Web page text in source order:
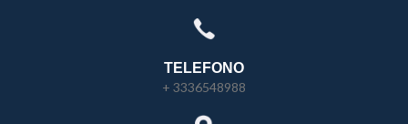
TELEFONO
+ 3336548988